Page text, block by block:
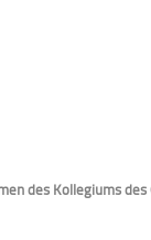
des Kollegiums